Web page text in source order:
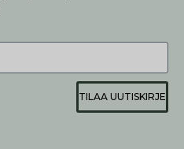
TILAA UUTISKIRJE